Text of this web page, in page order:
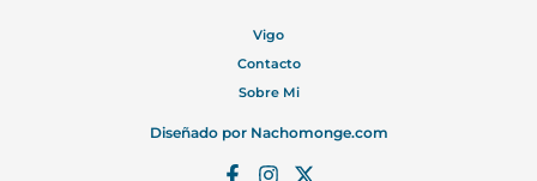
Vigo
Contacto
Sobre Mi
Diseñado por Nachomonge.com